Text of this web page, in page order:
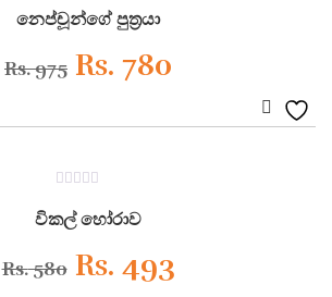
Rs. 420.
out
of
නෙප්චූන්ගේ පුත්‍රයා
Rs.975 Original
was:
Rs. 975.
Rs. 780
out
of
විකල් හෝරාව
Rs.580 Original
Rs. 493Current